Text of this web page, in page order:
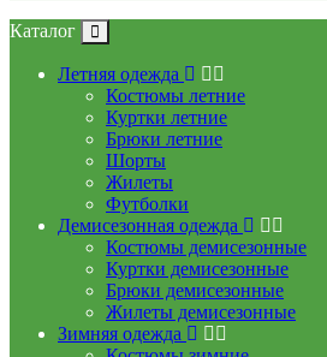
Каталог
Летняя одежда
Костюмы летние
Куртки летние
Брюки летние
Шорты
Жилеты
Футболки
Демисезонная одежда
Костюмы демисезонные
Куртки демисезонные
Брюки демисезонные
Жилеты демисезонные
Зимняя одежда